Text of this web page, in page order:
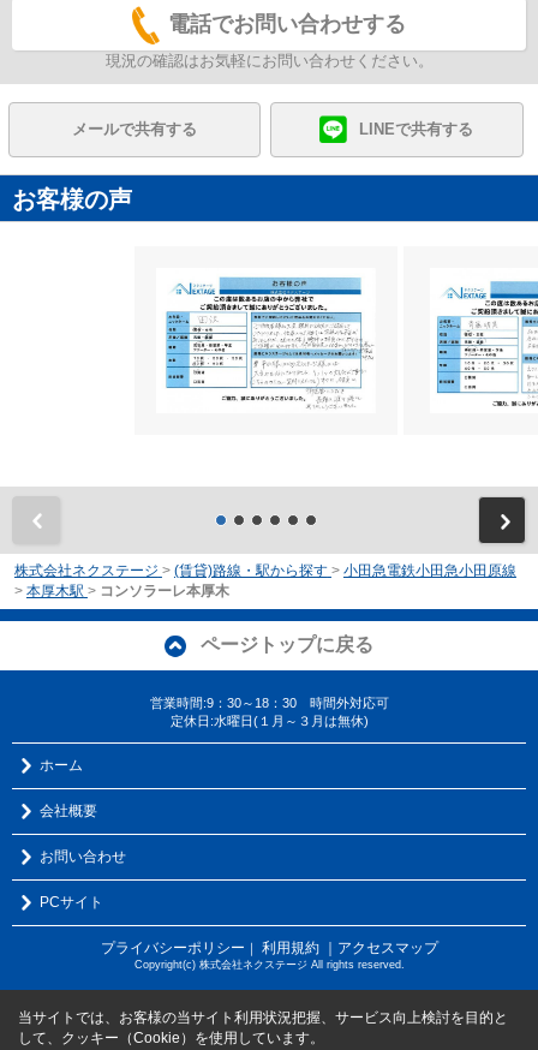
電話でお問い合わせする
現況の確認はお気軽にお問い合わせください。
メールで共有する LINEで共有する
お客様の声
株式会社ネクステージ > (賃貸)路線・駅から探す > 小田急電鉄小田急小田原線
> 本厚木駅 > コンソラーレ本厚木
ページトップに戻る
営業時間:9：30～18：30 時間外対応可
定休日:水曜日(１月～３月は無休)
ホーム
会社概要
お問い合わせ
PCサイト
プライバシーポリシー ｜ 利用規約 ｜アクセスマップ
Copyright(c) 株式会社ネクステージ All rights reserved.
当サイトでは、お客様の当サイト利用状況把握、サービス向上検討を目的と
して、クッキー（Cookie）を使用しています。